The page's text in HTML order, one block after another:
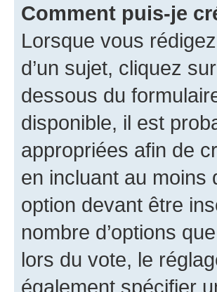
Comment puis-je
Lorsque vous
d’un sujet, cliquez
dessous du
disponible, il est
appropriées afin de
en incluant au moins
option devant être
nombre d’options
lors du vote, le
également spécifier